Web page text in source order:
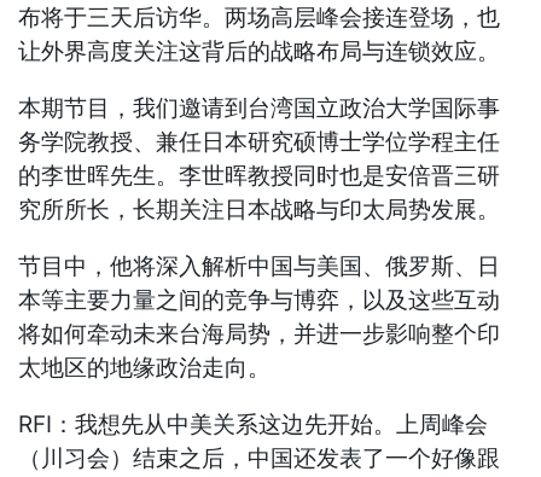
布将于三天后访华。两场高层峰会接连登场，也
让外界高度关注这背后的战略布局与连锁效应。
本期节目，我们邀请到台湾国立政治大学国际事
务学院教授、兼任日本研究硕博士学位学程主任
的李世晖先生。李世晖教授同时也是安倍晋三研
究所所长，长期关注日本战略与印太局势发展。
节目中，他将深入解析中国与美国、俄罗斯、日
本等主要力量之间的竞争与博弈，以及这些互动
将如何牵动未来台海局势，并进一步影响整个印
太地区的地缘政治走向。
RFI：我想先从中美关系这边先开始。上周峰会
（川习会）结束之后，中国还发表了一个好像跟